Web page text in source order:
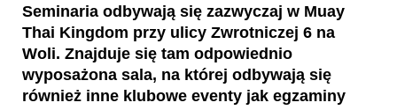
Seminaria odbywają się zazwyczaj w Muay
Thai Kingdom przy ulicy Zwrotniczej 6 na
Woli. Znajduje się tam odpowiednio
wyposażona sala, na której odbywają się
również inne klubowe eventy jak egzaminy